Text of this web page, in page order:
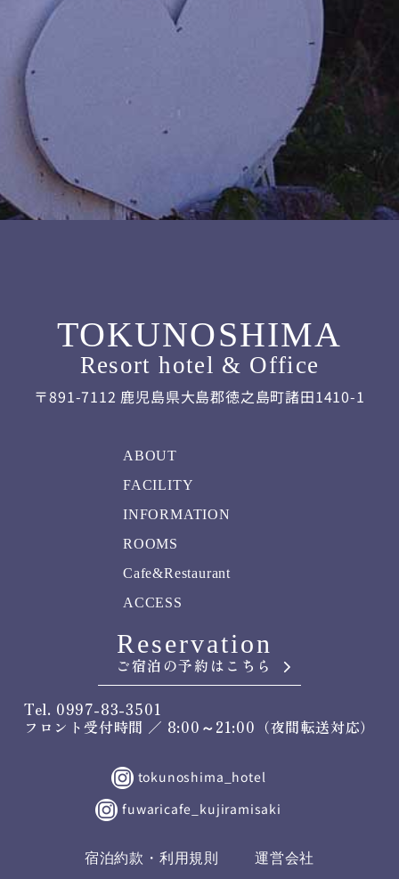
TOKUNOSHIMA
Resort hotel & Office
〒891-7112 鹿児島県大島郡徳之島町諸田1410-1
ABOUT
FACILITY
INFORMATION
ROOMS
Cafe&Restaurant
ACCESS
Reservation
ご宿泊の予約はこちら
Tel. 0997-83-3501
フロント受付時間 ／ 8:00～21:00（夜間転送対応）
tokunoshima_hotel
fuwaricafe_kujiramisaki
宿泊約款・利用規則 運営会社